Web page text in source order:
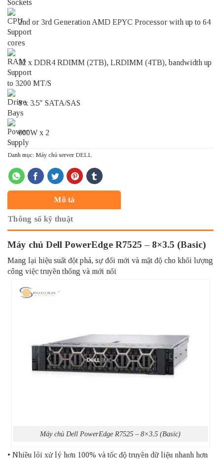
2nd or 3rd Generation AMD EPYC Processor with up to 64
cores
32 x DDR4 RDIMM (2TB), LRDIMM (4TB), bandwidth up
to 3200 MT/S
8 x 3.5″ SATA/SAS
800W x 2
Danh mục: Máy chủ server DELL
Mô tả
Thông số kỹ thuật
Máy chủ Dell PowerEdge R7525 – 8×3.5 (Basic)
Mang lại hiệu suất đột phá, sự đổi mới và mật độ cho khối lượng
công việc truyền thống và mới nổi
Máy chủ Dell PowerEdge R7525 – 8×3.5 (Basic)
• Nhiều lõi xử lý hơn 100% và tốc độ truyền dữ liệu nhanh hơn